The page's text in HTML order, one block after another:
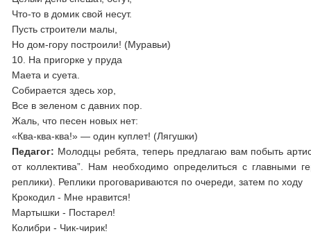
Что-то в домик свой несут.
Пусть строители малы,
Но дом-гору построили! (Муравьи)
10. На пригорке у пруда
Маета и суета.
Собирается здесь хор,
Все в зеленом с давних пор.
Жаль, что песен новых нет:
«Ква-ква-ква!» — один куплет! (Лягушки)
Педагог: Молодцы ребята, теперь предлагаю вам побыть
от коллектива”. Нам необходимо определиться с
реплики). Реплики проговариваются по очереди, затем по ходу
Крокодил - Мне нравится!
Мартышки - Постарел!
Колибри - Чик-чирик!